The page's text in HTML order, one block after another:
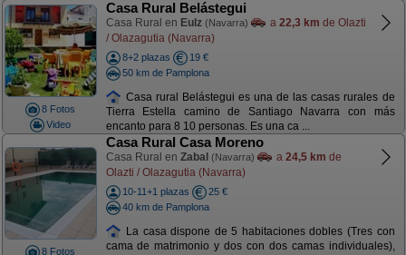
8 Fotos
Video
Casa Rural Belástegui
Casa Rural en Eulz (Navarra) a 22,3 km de Olazti
/ Olazagutia (Navarra)
8+2 plazas
19 €
50 km de Pamplona
Casa rural Belástegui es una de las casas rurales de
Tierra Estella camino de Santiago Navarra con más
encanto para 8 10 personas. Es una ca ...
8 Fotos
Casa Rural Casa Moreno
Casa Rural en Zabal (Navarra) a 24,5 km de
Olazti / Olazagutia (Navarra)
10-11+1 plazas
25 €
40 km de Pamplona
La casa dispone de 5 habitaciones dobles (Tres con
cama de matrimonio y dos con dos camas individuales),